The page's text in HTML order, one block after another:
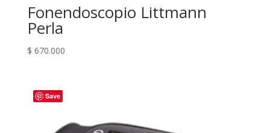
Fonendoscopio Littmann
Perla
$ 670.000
Save